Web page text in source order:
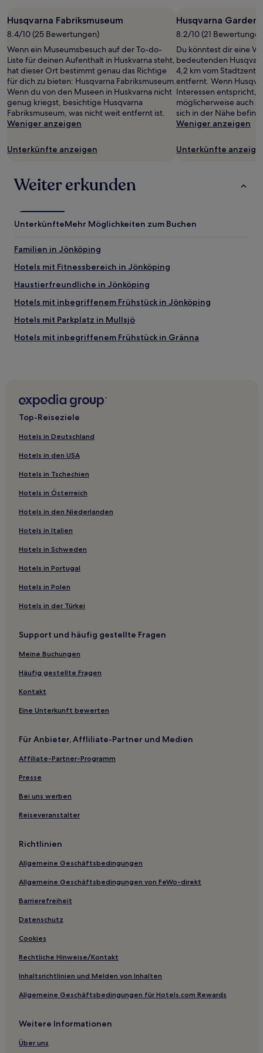
Husqvarna Fabriksmuseum
8.4/10 (25 Bewertungen)
Wenn ein Museumsbesuch auf der To-do-
Liste für deinen Aufenthalt in Huskvarna steht,
hat dieser Ort bestimmt genau das Richtige
für dich zu bieten: Husqvarna Fabriksmuseum.
Wenn du von den Museen in Huskvarna nicht
genug kriegst, besichtige Husqvarna
Fabriksmuseum, was nicht weit entfernt ist.
Weniger anzeigen
Unterkünfte anzeigen
Husqvarna Garden
8.2/10 (21
Du könntest dir eine
bedeutenden
4,2 km vom
entfernt. Wenn
Interessen entspricht,
möglicherweise auch
sich in der Nähe
Weniger anzeigen
Unterkünfte
Weiter erkunden
UnterkünfteMehr Möglichkeiten zum Buchen
Familien in Jönköping
Hotels mit Fitnessbereich in Jönköping
Haustierfreundliche in Jönköping
Hotels mit inbegriffenem Frühstück in Jönköping
Hotels mit Parkplatz in Mullsjö
Hotels mit inbegriffenem Frühstück in Gränna
Gemeinde Aneby: Hotels
Björköby Hotels
Gränna Hotels
Gemeinde Nässjö: Hotels
Orrhaga-Gamla Stan Hotels
Hult Hotels
Gemeinde Tranås: Hotels
Hotels nahe Klosterkirche Nydala
Äng Hotels
Norra Unnaryd Hotels
Gemeinde Gnosjö: Hotels
Hotels nahe Elmia Exhibition Center
Hotels nahe Bahnhof Värnamo
Möcklamo Hotels
Gemeinde Sävsjö: Hotels
Bodafors Hotels
Sunhultsbrunn Hotels
Gemeinde Eksjö: Hotels
Gemeinde Habo: Hotels
Gemeinde Jönköping: Hotels
Estenstorp Hotels
Hotels nahe High Chaparral
Gistingstorp Hotels
Hotels nahe Bahnhof Vetlanda
Mullsjö Hotels
Björkeryd Hotels
Gemeinde Vaggeryd: Hotels
Top-Reiseziele
Hotels in Deutschland
Hotels in den USA
Hotels in Tschechien
Hotels in Österreich
Hotels in den Niederlanden
Hotels in Italien
Hotels in Schweden
Hotels in Portugal
Hotels in Polen
Hotels in der Türkei
Support und häufig gestellte Fragen
Meine Buchungen
Häufig gestellte Fragen
Kontakt
Eine Unterkunft bewerten
Für Anbieter, Affliliate-Partner und Medien
Affiliate-Partner-Programm
Presse
Bei uns werben
Reiseveranstalter
Richtlinien
Allgemeine Geschäftsbedingungen
Allgemeine Geschäftsbedingungen von FeWo-direkt
Barrierefreiheit
Datenschutz
Cookies
Rechtliche Hinweise/Kontakt
Inhaltsrichtlinien und Melden von Inhalten
Allgemeine Geschäftsbedingungen für Hotels.com Rewards
Weitere Informationen
Über uns